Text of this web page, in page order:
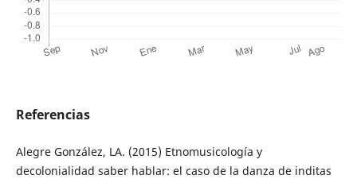
Referencias
Alegre González, LA. (2015) Etnomusicología y
decolonialidad saber hablar: el caso de la danza de inditas